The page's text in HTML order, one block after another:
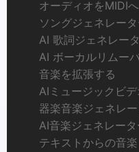
オーディオをMIDIへ
ソングジェネレー
AI 歌詞ジェネレー
AI ボーカルリムー
音楽を拡張する
AIミュージックビ
器楽音楽ジェネレ
AI音楽ジェネレータ
テキストからの音楽